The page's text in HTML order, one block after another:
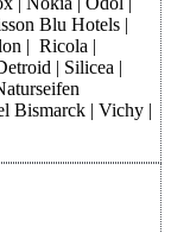
Blu Hotels |
| Ricola |
| Silicea |
Bismarck | Vichy |